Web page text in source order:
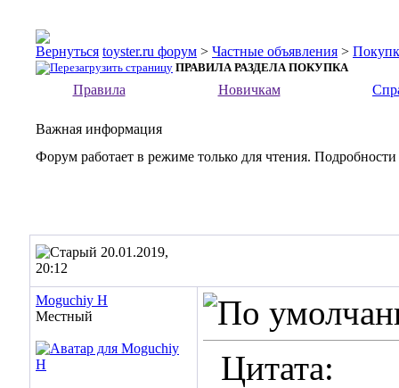
toyster.ru форум > Частные объявления >
ПРАВИЛА РАЗДЕЛА ПОКУПКА
Правила Новичкам
Важная информация
Форум работает в режиме только для чтения.
20.01.2019,
20:12
Moguchiy H
Местный
Цитата: